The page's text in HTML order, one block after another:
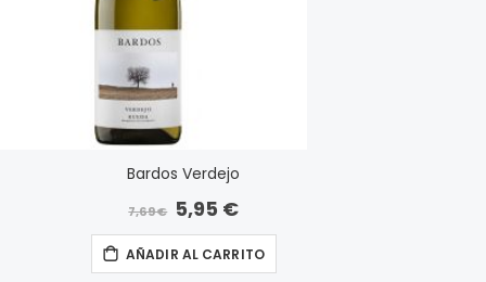
Bardos Verdejo
7,69 € Precio
especial
5,95 €
AÑADIR AL CARRITO